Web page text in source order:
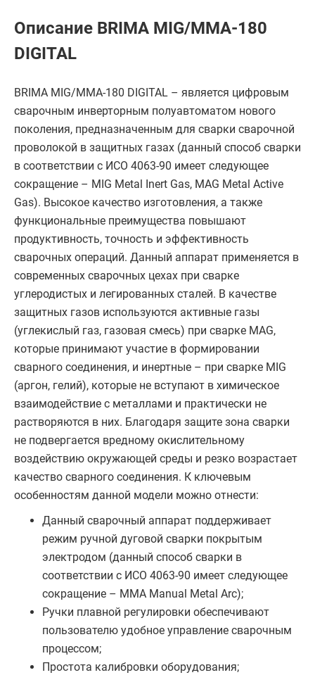
Описание BRIMA MIG/MMA-180
DIGITAL
BRIMA MIG/MMA-180 DIGITAL – является цифровым
сварочным инверторным полуавтоматом нового
поколения, предназначенным для сварки сварочной
проволокой в защитных газах (данный способ сварки
в соответствии с ИСО 4063-90 имеет следующее
сокращение – MIG Metal Inert Gas, MAG Metal Active
Gas). Высокое качество изготовления, а также
функциональные преимущества повышают
продуктивность, точность и эффективность
сварочных операций. Данный аппарат применяется в
современных сварочных цехах при сварке
углеродистых и легированных сталей. В качестве
защитных газов используются активные газы
(углекислый газ, газовая смесь) при сварке MAG,
которые принимают участие в формировании
сварного соединения, и инертные – при сварке MIG
(аргон, гелий), которые не вступают в химическое
взаимодействие с металлами и практически не
растворяются в них. Благодаря защите зона сварки
не подвергается вредному окислительному
воздействию окружающей среды и резко возрастает
качество сварного соединения. К ключевым
особенностям данной модели можно отнести:
Данный сварочный аппарат поддерживает
режим ручной дуговой сварки покрытым
электродом (данный способ сварки в
соответствии с ИСО 4063-90 имеет следующее
сокращение – MMA Manual Metal Arc);
Ручки плавной регулировки обеспечивают
пользователю удобное управление сварочным
процессом;
Простота калибровки оборудования;